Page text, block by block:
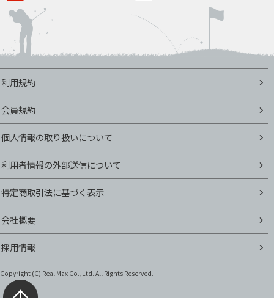
利用規約
会員規約
個人情報の取り扱いについて
利用者情報の外部送信について
特定商取引法に基づく表示
会社概要
採用情報
Copyright (C) Real Max Co.,Ltd. All Rights Reserved.